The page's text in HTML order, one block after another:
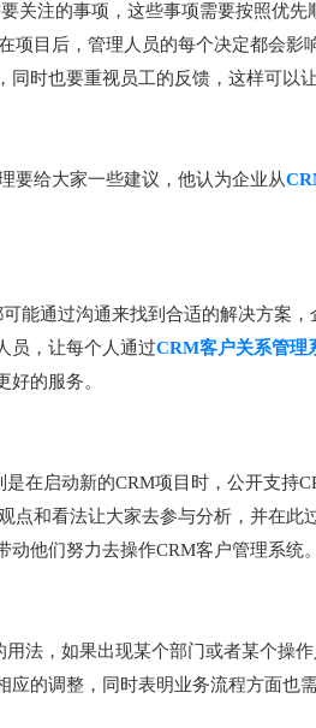
能和接入
能和接入
发展是支撑
石，给...
通过数字化方
享受个性化的
关注的事项，这些事项需要按照优
项目后，管理人员的每个决定都会
同时也要重视员工的反馈，这样可以
要给大家一些建议，他认为企业从
能通过沟通来找到合适的解决方案
员，让每个人通过CRM客户关系管理
好的服务。
是在启动新的CRM项目时，公开支持
点和看法让大家去参与分析，并在
动他们努力去操作CRM客户管理系统
用法，如果出现某个部门或者某个操
应的调整，同时表明业务流程方面